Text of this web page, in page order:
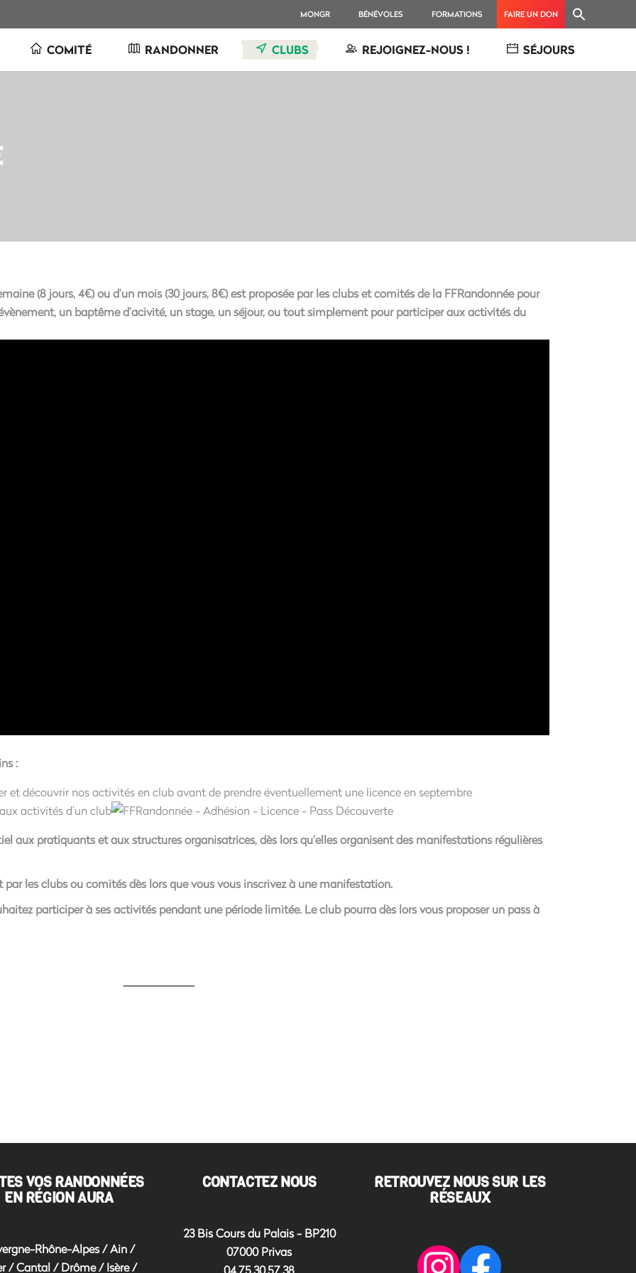
MONGR BÉNÉVOLES FORMATIONS FAIRE UN DON
COMITÉ RANDONNER CLUBS REJOIGNEZ-NOUS ! SÉJOURS
(8 jours, 4€) ou d’un mois (30 jours, 8€) est proposée par les clubs et comités de la FFRandonnée pour
un baptême d’acivité, un stage, un séjour, ou tout simplement pour participer aux activités du
:
et découvrir nos activités en club avant de prendre éventuellement une licence en septembre
activités d’un club
aux pratiquants et aux structures organisatrices, dès lors qu’elles organisent des manifestations régulières
les clubs ou comités dès lors que vous vous inscrivez à une manifestation.
participer à ses activités pendant une période limitée. Le club pourra dès lors vous proposer un pass à
VOS RANDONNÉES
EN RÉGION AURA
Rhône-Alpes/Ain/
/Cantal/Drôme/Isère/
CONTACTEZ NOUS
23 Bis Cours du Palais - BP210
07000 Privas
04.75.30.57.38
RETROUVEZ NOUS SUR LES
RÉSEAUX